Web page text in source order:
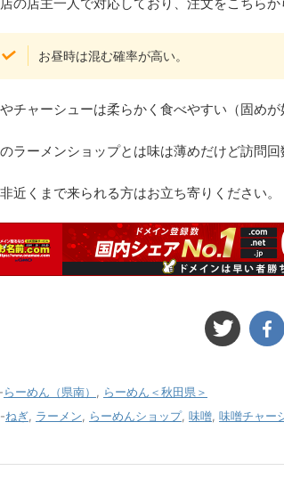
お昼時は混む確率が高い。
チャーシューは柔らかく食べやすい（固め
ラーメンショップとは味は薄めだけど訪問
近くまで来られる方はお立ち寄りください。
-らーめん（県南） , らーめん＜秋田県＞
-ねぎ, ラーメン, らーめんショップ, 味噌, 味噌チャー